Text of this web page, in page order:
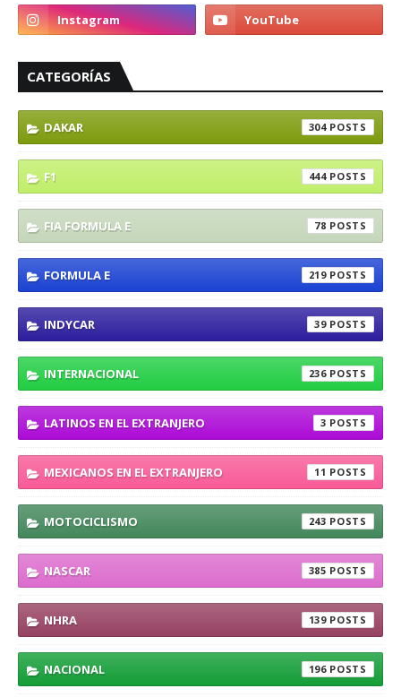
CATEGORÍAS
DAKAR 304
F1 444
FIA FORMULA E 78
FORMULA E 219
INDYCAR 39
INTERNACIONAL 236
LATINOS EN EL EXTRANJERO 3
MEXICANOS EN EL EXTRANJERO 11
MOTOCICLISMO 243
NASCAR 385
NHRA 139
NACIONAL 196